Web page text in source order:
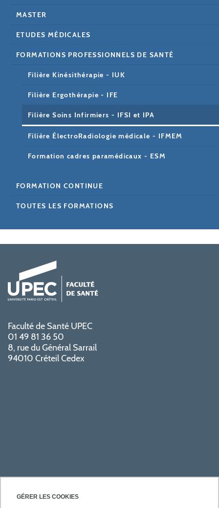
GÉRER LES COOKIES
MASTER
ETUDES MÉDICALES
FORMATIONS PROFESSIONNELS DE SANTÉ
Filière Kinésithérapie - IUK
Filière Ergothérapie - IFE
Filière Soins Infirmiers - IFSI et IPA
Filière ÉlectroRadiologie médicale - IFMEM
Formation cadres paramédicaux - ESM
FORMATION CONTINUE
TOUTES LES FORMATIONS
Faculté de Santé UPEC
01 49 81 36 50
8, rue du Général Sarrail
94010 Créteil Cedex
PRATIQUE